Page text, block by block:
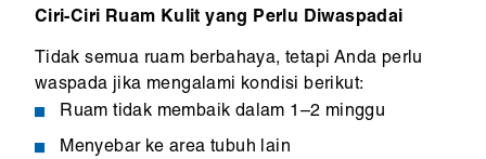
Ciri-Ciri Ruam Kulit yang Perlu Diwaspadai
Tidak semua ruam berbahaya, tetapi Anda perlu
waspada jika mengalami kondisi berikut:
Ruam tidak membaik dalam 1–2 minggu
Menyebar ke area tubuh lain